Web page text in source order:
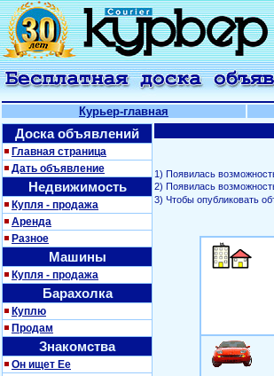
Курьер-главная
Доска объявлений
Главная страница
Дать объявление
Недвижимость
Купля - продажа
Аренда
Разное
Машины
Купля - продажа
Барахолка
Куплю
Продам
Знакомства
Он ищет Ее
1) Появилась
2) Появилась
3) Чтобы опубликовать